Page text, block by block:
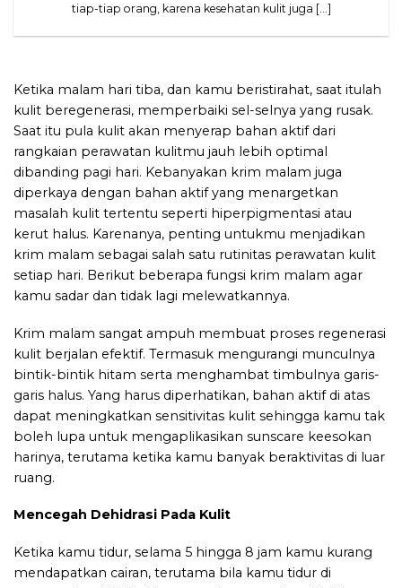
tiap-tiap orang, karena kesehatan kulit juga [...]
Ketika malam hari tiba, dan kamu beristirahat, saat itulah
kulit beregenerasi, memperbaiki sel-selnya yang rusak.
Saat itu pula kulit akan menyerap bahan aktif dari
rangkaian perawatan kulitmu jauh lebih optimal
dibanding pagi hari. Kebanyakan krim malam juga
diperkaya dengan bahan aktif yang menargetkan
masalah kulit tertentu seperti hiperpigmentasi atau
kerut halus. Karenanya, penting untukmu menjadikan
krim malam sebagai salah satu rutinitas perawatan kulit
setiap hari. Berikut beberapa fungsi krim malam agar
kamu sadar dan tidak lagi melewatkannya.
Krim malam sangat ampuh membuat proses regenerasi
kulit berjalan efektif. Termasuk mengurangi munculnya
bintik-bintik hitam serta menghambat timbulnya garis-
garis halus. Yang harus diperhatikan, bahan aktif di atas
dapat meningkatkan sensitivitas kulit sehingga kamu tak
boleh lupa untuk mengaplikasikan sunscare keesokan
harinya, terutama ketika kamu banyak beraktivitas di luar
ruang.
Mencegah Dehidrasi Pada Kulit
Ketika kamu tidur, selama 5 hingga 8 jam kamu kurang
mendapatkan cairan, terutama bila kamu tidur di